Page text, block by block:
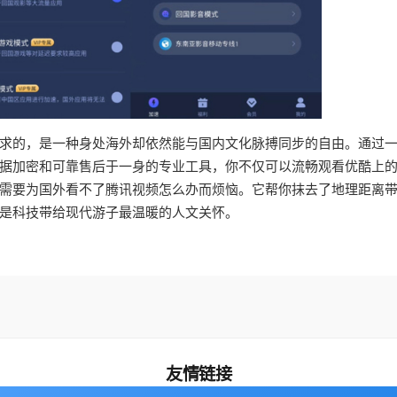
的，是一种身处海外却依然能与国内文化脉搏同步的自由。通过
加密和可靠售后于一身的专业工具，你不仅可以流畅观看优酷上
要为国外看不了腾讯视频怎么办而烦恼。它帮你抹去了地理距离
科技带给现代游子最温暖的人文关怀。
友情链接